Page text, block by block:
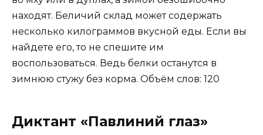
находят. Беличий склад может содержать
несколько килограммов вкусной еды. Если вы
найдете его, то не спешите им
воспользоваться. Ведь белки останутся в
зимнюю стужу без корма. Объём слов: 120
Диктант «Павлиний глаз»